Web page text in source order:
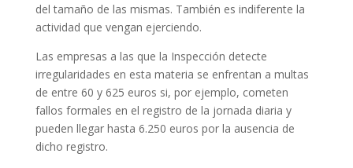
del tamaño de las mismas. También es indiferente la
actividad que vengan ejerciendo.
Las empresas a las que la Inspección detecte
irregularidades en esta materia se enfrentan a multas
de entre 60 y 625 euros si, por ejemplo, cometen
fallos formales en el registro de la jornada diaria y
pueden llegar hasta 6.250 euros por la ausencia de
dicho registro.